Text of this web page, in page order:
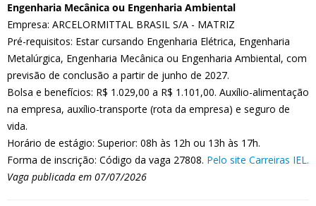
Engenharia Mecânica ou Engenharia Ambiental
Empresa: ARCELORMITTAL BRASIL S/A - MATRIZ
Pré-requisitos: Estar cursando Engenharia Elétrica, Engenharia
Metalúrgica, Engenharia Mecânica ou Engenharia Ambiental, com
previsão de conclusão a partir de junho de 2027.
Bolsa e benefícios: R$ 1.029,00 a R$ 1.101,00. Auxílio-alimentação
na empresa, auxílio-transporte (rota da empresa) e seguro de
vida.
Horário de estágio: Superior: 08h às 12h ou 13h às 17h.
Forma de inscrição: Código da vaga 27808. Pelo site Carreiras IEL.
Vaga publicada em 07/07/2026